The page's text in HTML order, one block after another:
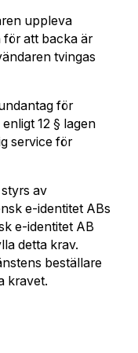
uppleva
att backa är
tvingas
för
12 § lagen
service för
av
e-identitet ABs
e-identitet AB
detta krav.
beställare
kravet.